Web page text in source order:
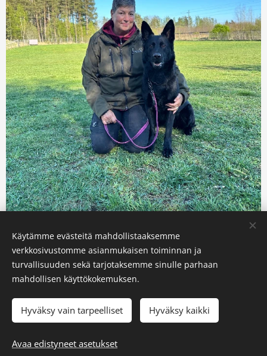
© 2026 JALEN®
Handmade in Finland
Käytämme evästeitä mahdollistaaksemme
verkkosivustomme asianmukaisen toiminnan ja
turvallisuuden sekä tarjotaksemme sinulle parhaan
mahdollisen käyttökokemuksen.
Hyväksy vain tarpeelliset Hyväksy kaikki
Avaa edistyneet asetukset